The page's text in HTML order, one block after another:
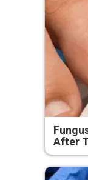
After